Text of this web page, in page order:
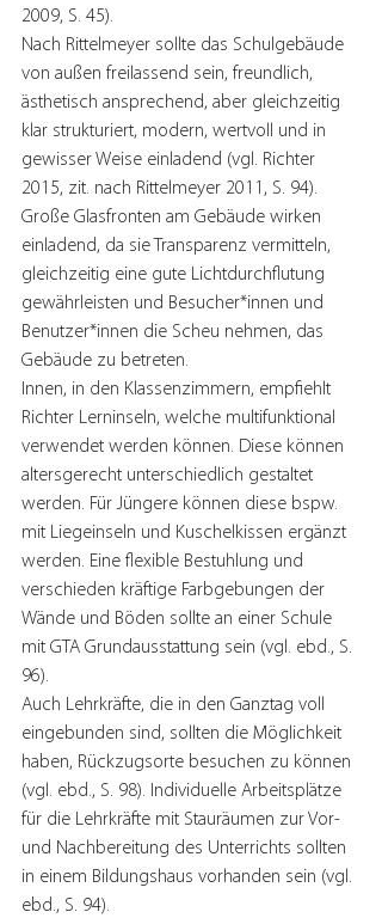
2009, S. 45).
Nach Rittelmeyer sollte das Schulgebäude
von außen freilassend sein, freundlich,
ästhetisch ansprechend, aber gleichzeitig
klar strukturiert, modern, wertvoll und in
gewisser Weise einladend (vgl. Richter
2015, zit. nach Rittelmeyer 2011, S. 94).
Große Glasfronten am Gebäude wirken
einladend, da sie Transparenz vermitteln,
gleichzeitig eine gute Lichtdurchflutung
gewährleisten und Besucher*innen und
Benutzer*innen die Scheu nehmen, das
Gebäude zu betreten.
Innen, in den Klassenzimmern, empfiehlt
Richter Lerninseln, welche multifunktional
verwendet werden können. Diese können
altersgerecht unterschiedlich gestaltet
werden. Für Jüngere können diese bspw.
mit Liegeinseln und Kuschelkissen ergänzt
werden. Eine flexible Bestuhlung und
verschieden kräftige Farbgebungen der
Wände und Böden sollte an einer Schule
mit GTA Grundausstattung sein (vgl. ebd., S.
96).
Auch Lehrkräfte, die in den Ganztag voll
eingebunden sind, sollten die Möglichkeit
haben, Rückzugsorte besuchen zu können
(vgl. ebd., S. 98). Individuelle Arbeitsplätze
für die Lehrkräfte mit Stauräumen zur Vor-
und Nachbereitung des Unterrichts sollten
in einem Bildungshaus vorhanden sein (vgl.
ebd., S. 94).